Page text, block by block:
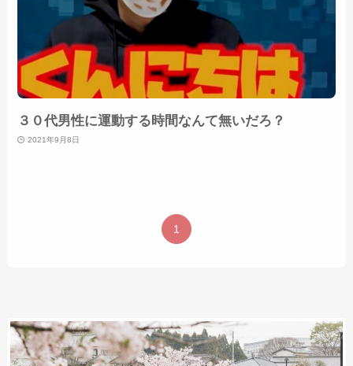
３０代男性に運動する時間なんて無いだろ？
2021年9月8日
1